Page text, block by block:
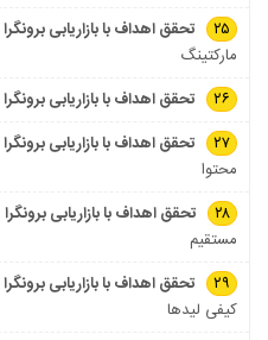
۲۵
تحقق اهداف با بازاریابی برونگرا
مارکتینگ
۲۶
تحقق اهداف با بازاریابی برونگرا
۲۷
تحقق اهداف با بازاریابی برونگرا
محتوا
۲۸
تحقق اهداف با بازاریابی برونگرا
مستقیم
۲۹
تحقق اهداف با بازاریابی برونگرا
کیفی لیدها